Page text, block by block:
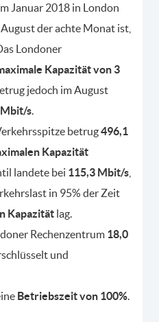
Januar 2018 in London
der achte Monat ist,
Londoner
Kapazität von 3
jedoch im August
s
betrug496,1
Kapazität
landete bei 115,3 Mbit/s
in 95% der Zeit
Kapazität lag.
Rechenzentrum 18,0
und
Betriebszeit von 100%